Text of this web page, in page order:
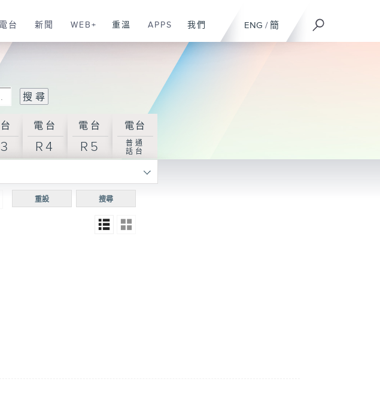
ENG / 簡
電台 新聞 WEB+ 重溫 APPS 我們
電台
R4
電台
R5
電台
普通
話台
搜尋
重設